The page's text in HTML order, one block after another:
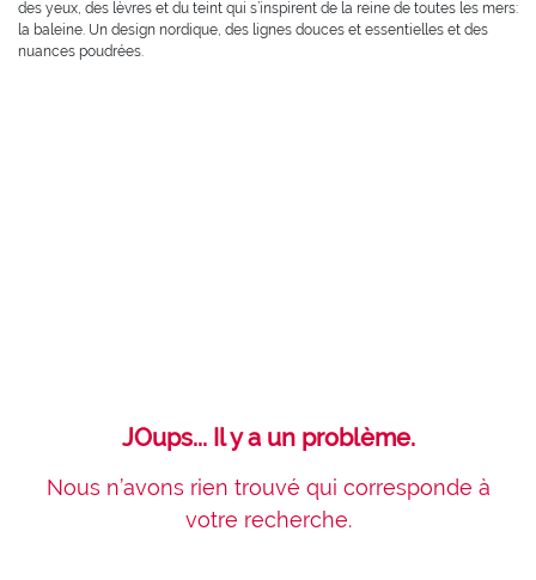
des yeux, des lèvres et du teint qui s’inspirent de la reine de toutes les mers:
la baleine. Un design nordique, des lignes douces et essentielles et des
nuances poudrées.
JOups... Il y a un problème.
Nous n’avons rien trouvé qui corresponde à
votre recherche.